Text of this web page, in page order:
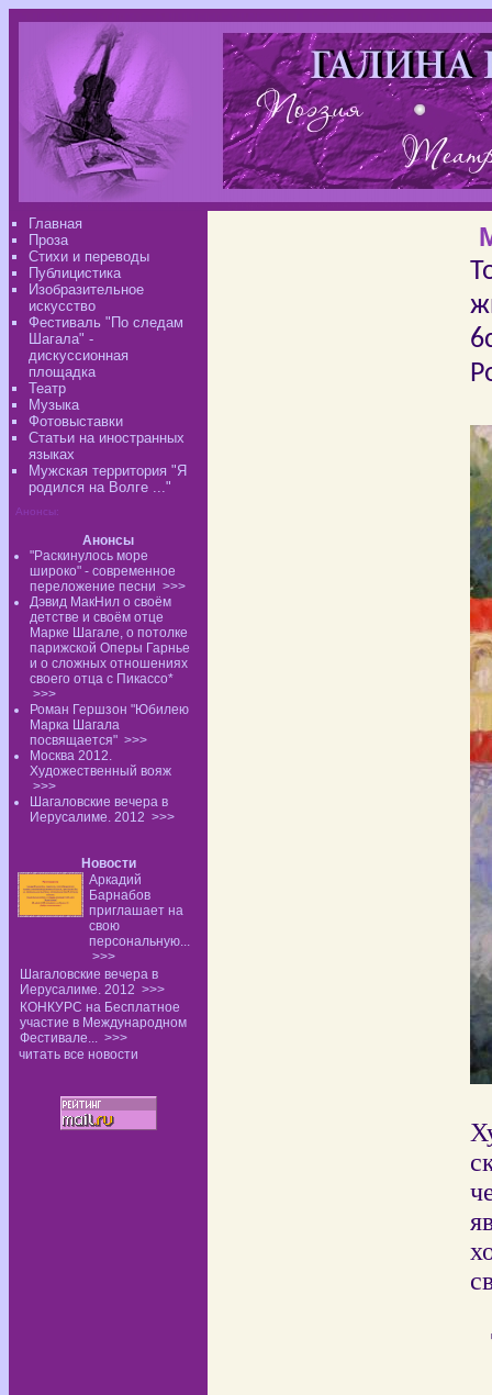
Главная
Проза
Стихи и переводы
Публицистика
Изобразительное
искусство
Фестиваль "По следам
Шагала" -
дискуссионная
площадка
Театр
Музыка
Фотовыставки
Статьи на иностранных
языках
Мужская территория "Я
родился на Волге ..."
Анонсы:
Анонсы
"Раскинулось море
широко" - современное
переложение песни >>>
Дэвид МакНил о своём
детстве и своём отце
Марке Шагале, о потолке
парижской Оперы Гарнье
и о сложных отношениях
своего отца с Пикассо*
>>>
Роман Гершзон "Юбилею
Марка Шагала
посвящается" >>>
Москва 2012.
Художественный вояж
>>>
Шагаловские вечера в
Иерусалиме. 2012 >>>
Новости
Аркадий
Барнабов
приглашает на
свою
персональную...
>>>
Шагаловские вечера в
Иерусалиме. 2012 >>>
КОНКУРС на Бесплатное
участие в Международном
Фестивале... >>>
читать все новости